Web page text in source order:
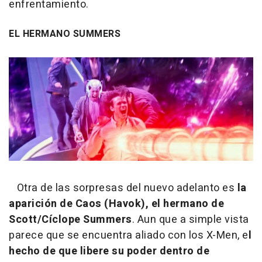
enfrentamiento.
EL HERMANO SUMMERS
Otra de las sorpresas del nuevo adelanto es la
aparición de Caos (Havok), el hermano de
Scott/Cíclope Summers. Aun que a simple vista
parece que se encuentra aliado con los X-Men, el
hecho de que libere su poder dentro de